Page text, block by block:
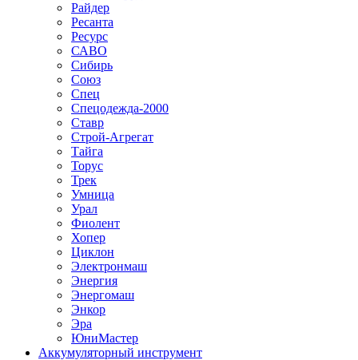
Райдер
Ресанта
Ресурс
САВО
Сибирь
Союз
Спец
Спецодежда-2000
Ставр
Строй-Агрегат
Тайга
Торус
Трек
Умница
Урал
Фиолент
Хопер
Циклон
Электронмаш
Энергия
Энергомаш
Энкор
Эра
ЮниМастер
Аккумуляторный инструмент